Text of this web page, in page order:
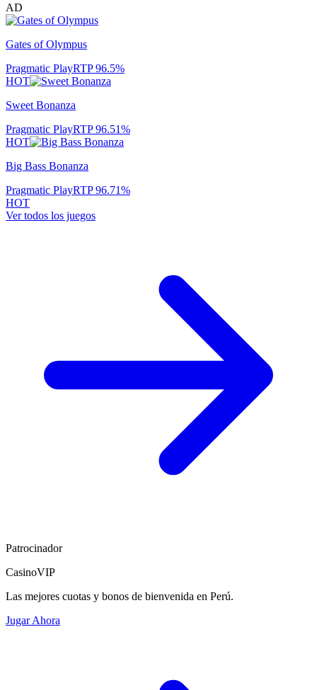
AD
Gates of Olympus
Pragmatic PlayRTP96.5%
HOT
Sweet Bonanza
Pragmatic PlayRTP96.51%
HOT
Big Bass Bonanza
Pragmatic PlayRTP96.71%
HOT
Ver todos los juegos
Patrocinador
CasinoVIP
Las mejores cuotas y bonos de bienvenida en Perú.
Jugar Ahora